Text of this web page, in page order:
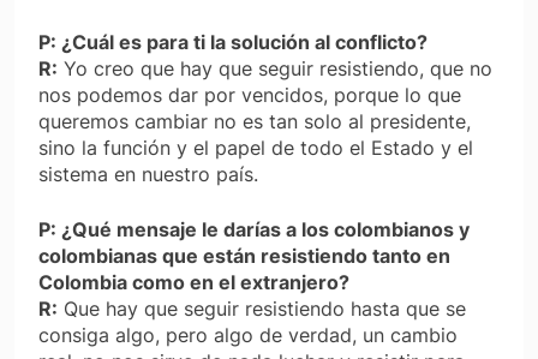
P: ¿Cuál es para ti la solución al conflicto?
R: Yo creo que hay que seguir resistiendo, que no
nos podemos dar por vencidos, porque lo que
queremos cambiar no es tan solo al presidente,
sino la función y el papel de todo el Estado y el
sistema en nuestro país.
P: ¿Qué mensaje le darías a los colombianos y
colombianas que están resistiendo tanto en
Colombia como en el extranjero?
R: Que hay que seguir resistiendo hasta que se
consiga algo, pero algo de verdad, un cambio